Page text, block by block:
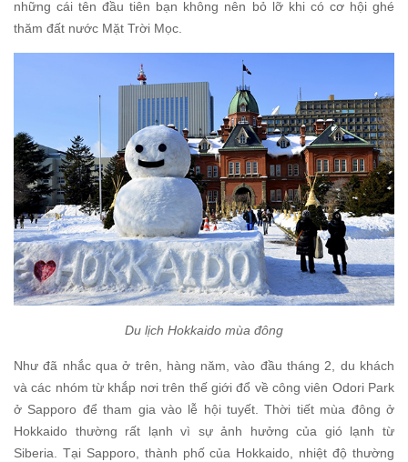
những cái tên đầu tiên bạn không nên bỏ lỡ khi có cơ hội ghé
thăm đất nước Mặt Trời Mọc.
Du lịch Hokkaido mùa đông
Như đã nhắc qua ở trên, hàng năm, vào đầu tháng 2, du khách
và các nhóm từ khắp nơi trên thế giới đổ về công viên Odori Park
ở Sapporo để tham gia vào lễ hội tuyết. Thời tiết mùa đông ở
Hokkaido thường rất lạnh vì sự ảnh hưởng của gió lạnh từ
Siberia. Tại Sapporo, thành phố của Hokkaido, nhiệt độ thường